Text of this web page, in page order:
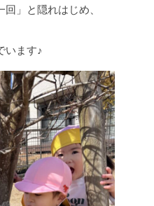
」と隠れはじめ、
います♪